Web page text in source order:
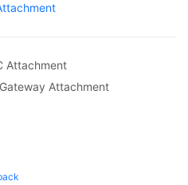
Attachment
Attachment